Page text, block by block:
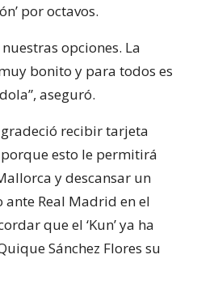
por octavos.
opciones. La
bonito y para todos es
aseguró.
recibir tarjeta
esto le permitirá
y descansar un
Real Madrid en el
que el ‘Kun’ ya ha
Sánchez Flores su